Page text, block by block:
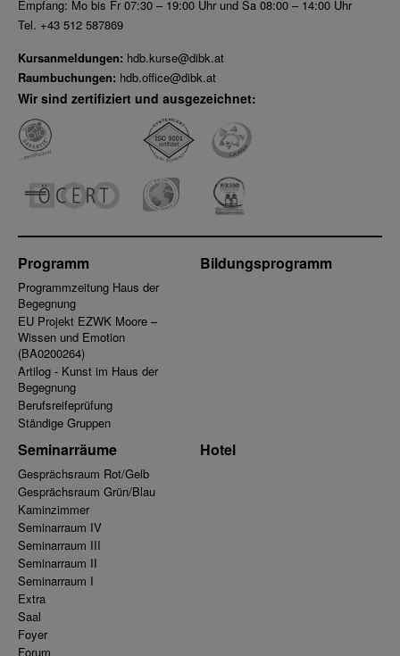
Empfang: Mo bis Fr 07:30 – 19:00 Uhr und Sa 08:00 – 14:00 Uhr
Tel. +43 512 587869
Kursanmeldungen: hdb.kurse@dibk.at
Raumbuchungen: hdb.office@dibk.at
Wir sind zertifiziert und ausgezeichnet:
Programm
Programmzeitung Haus der
Begegnung
EU Projekt EZWK Moore –
Wissen und Emotion
(BA0200264)
Artilog - Kunst im Haus der
Begegnung
Berufsreifeprüfung
Ständige Gruppen
Bildungsprogramm
Seminarräume
Gesprächsraum Rot/Gelb
Gesprächsraum Grün/Blau
Kaminzimmer
Seminarraum IV
Seminarraum III
Seminarraum II
Seminarraum I
Extra
Saal
Foyer
Forum
Hotel